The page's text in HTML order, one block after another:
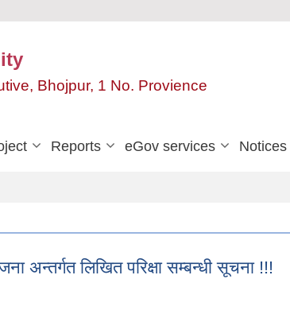
Bhojpur, 1 No. Provience
Reports eGov services
अन्तर्गत लिखित परिक्षा सम्बन्धी सूचना !!!